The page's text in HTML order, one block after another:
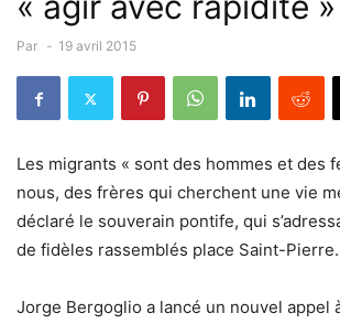
Par - 19 avril 2015
Les migrants « sont des hommes et des
nous, des frères qui cherchent une vie
déclaré le souverain pontife, qui
de fidèles rassemblés place Saint-Pierre.
Jorge Bergoglio a lancé un nouvel appel